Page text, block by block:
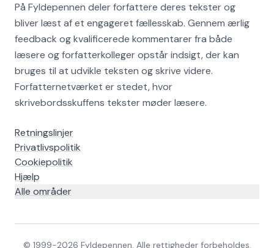
På Fyldepennen deler forfattere deres tekster og
bliver læst af et engageret fællesskab. Gennem ærlig
feedback og kvalificerede kommentarer fra både
læsere og forfatterkolleger opstår indsigt, der kan
bruges til at udvikle teksten og skrive videre.
Forfatternetværket er stedet, hvor
skrivebordsskuffens tekster møder læsere.
Retningslinjer
Privatlivspolitik
Cookiepolitik
Hjælp
Alle områder
© 1999-2026 Fyldepennen. Alle rettigheder forbeholdes.